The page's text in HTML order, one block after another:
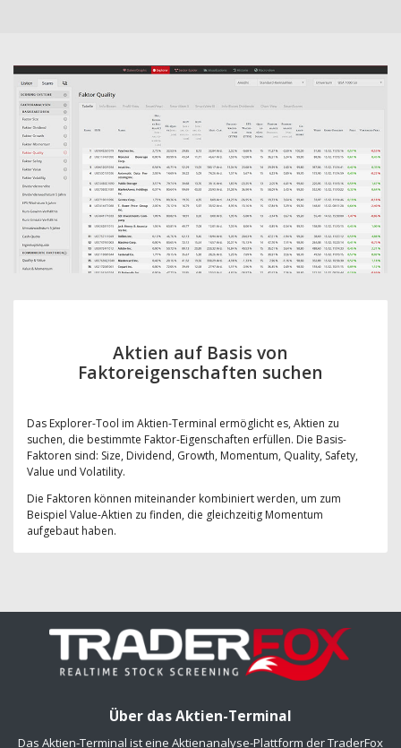
Aktien auf Basis von
Faktoreigenschaften suchen
Das Explorer-Tool im Aktien-Terminal ermöglicht es, Aktien zu
suchen, die bestimmte Faktor-Eigenschaften erfüllen. Die Basis-
Faktoren sind: Size, Dividend, Growth, Momentum, Quality, Safety,
Value und Volatility.
Die Faktoren können miteinander kombiniert werden, um zum
Beispiel Value-Aktien zu finden, die gleichzeitig Momentum
aufgebaut haben.
Über das Aktien-Terminal
Das Aktien-Terminal ist eine Aktienanalyse-Plattform der TraderFox